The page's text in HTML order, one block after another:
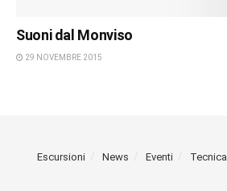
Suoni dal Monviso
29 NOVEMBRE 2015
Escursioni News Eventi Tecnica